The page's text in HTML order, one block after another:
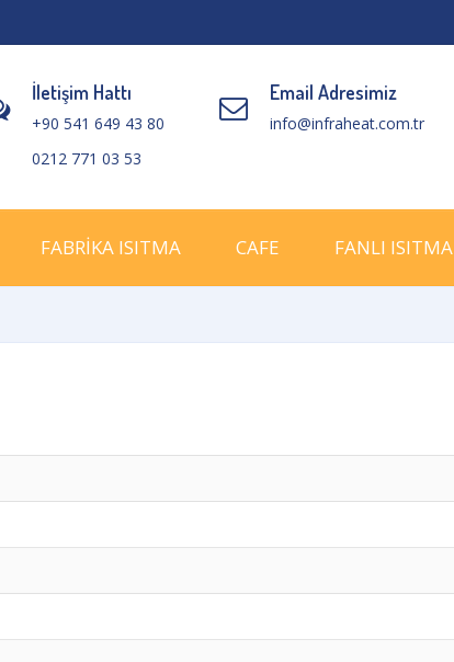
İletişim Hattı
+90 541 649 43 80
0212 771 03 53
Email Adresimiz
info@infraheat.com.tr
FABRİKA ISITMA CAFE FANLI ISITMA